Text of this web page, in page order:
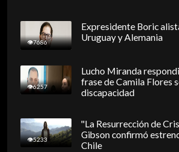
7686
Expresidente Boric
Uruguay y Alemania
6257
Lucho Miranda
frase de Camila Flores
discapacidad
5233
"La Resurrección de
Gibson confirmó
Chile